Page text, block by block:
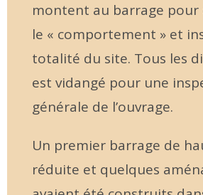
montent au barrage pour
le « comportement » et
totalité du site. Tous les
est vidangé pour une
générale de l’ouvrage.
Un premier barrage de
réduite et quelques